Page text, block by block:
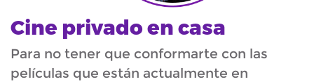
Cine privado en casa
Para no tener que conformarte con las
películas que están actualmente en